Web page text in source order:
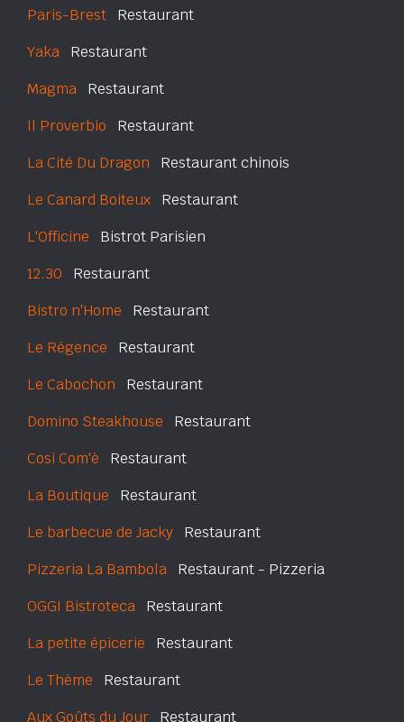
Paris-Brest Restaurant
Yaka Restaurant
Magma Restaurant
Il Proverbio Restaurant
La Cité Du Dragon Restaurant chinois
Le Canard Boiteux Restaurant
L'Officine Bistrot Parisien
12.30 Restaurant
Bistro n'Home Restaurant
Le Régence Restaurant
Le Cabochon Restaurant
Domino Steakhouse Restaurant
Cosi Com'è Restaurant
La Boutique Restaurant
Le barbecue de Jacky Restaurant
Pizzeria La Bambola Restaurant - Pizzeria
OGGI Bistroteca Restaurant
La petite épicerie Restaurant
Le Thème Restaurant
Aux Goûts du Jour Restaurant